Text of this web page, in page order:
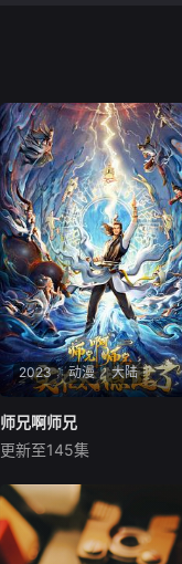
2023 动漫 大陆
师兄啊师兄
未知
身患绝症的年轻人李长寿，意
外重生在封神大战之前的上古
时代，成了一个炼气士。为了
修得长生不老且能在残酷的洪
师兄啊师兄
更新至145集